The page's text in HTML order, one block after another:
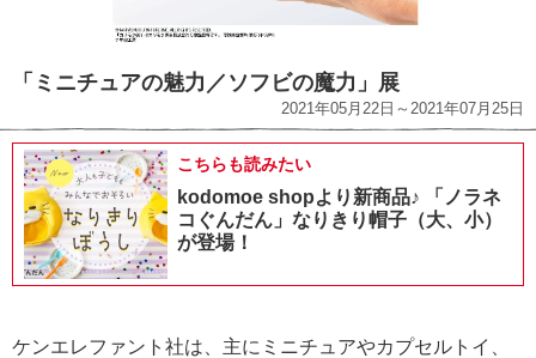
「ミニチュアの魅力／ソフビの魔力」展
2021年05月22日～2021年07月25日
こちらも読みたい
kodomoe shopより新商品♪ 「ノラネ
コぐんだん」なりきり帽子（大、小）
が登場！
ケンエレファント社は、主にミニチュアやカプセルトイ、